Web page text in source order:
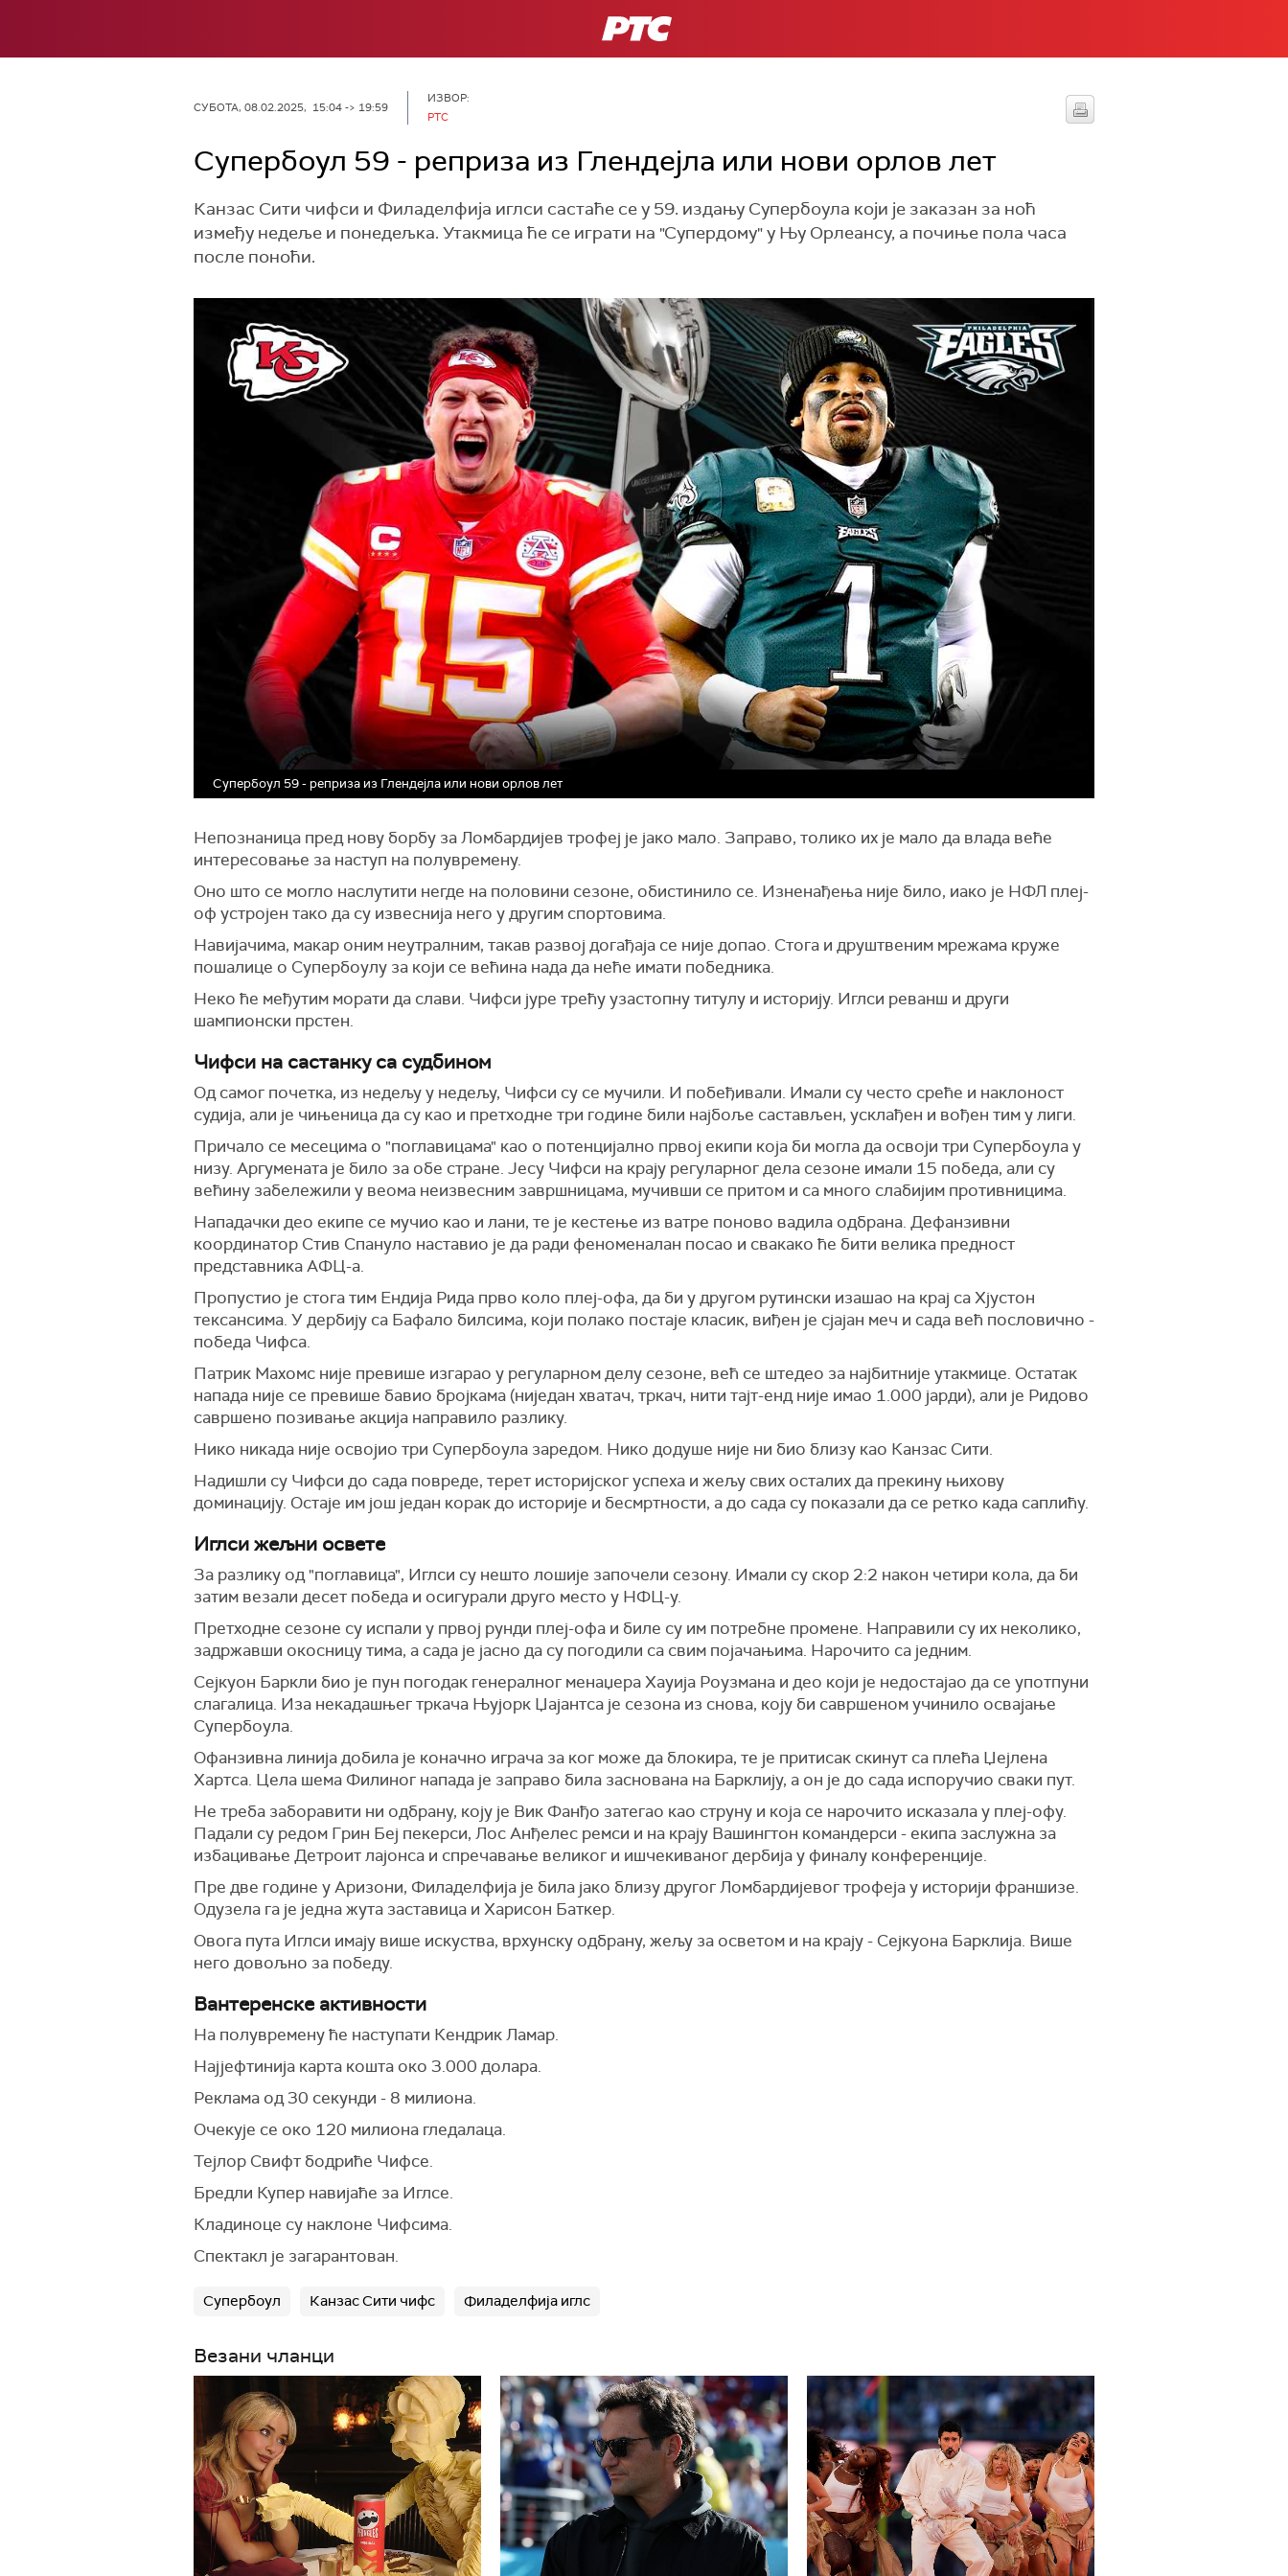
РТС
СУБОТА, 08.02.2025, 15:04 -> 19:59
ИЗВОР:
РТС
Супербоул 59 - реприза из Глендејла или нови орлов лет
Канзас Сити чифси и Филаделфија иглси састаће се у 59. издању Супербоула који је заказан за ноћ
између недеље и понедељка. Утакмица ће се играти на "Супердому" у Њу Орлеансу, а почиње пола часа
после поноћи.
Супербоул 59 - реприза из Глендејла или нови орлов лет
Непознаница пред нову борбу за Ломбардијев трофеј је јако мало. Заправо, толико их је мало да влада веће
интересовање за наступ на полувремену.
Оно што се могло наслутити негде на половини сезоне, обистинило се. Изненађења није било, иако је НФЛ плеј-
оф устројен тако да су извеснија него у другим спортовима.
Навијачима, макар оним неутралним, такав развој догађаја се није допао. Стога и друштвеним мрежама круже
пошалице о Супербоулу за који се већина нада да неће имати победника.
Неко ће међутим морати да слави. Чифси јуре трећу узастопну титулу и историју. Иглси реванш и други
шампионски прстен.
Чифси на састанку са судбином
Од самог почетка, из недељу у недељу, Чифси су се мучили. И побеђивали. Имали су често среће и наклоност
судија, али је чињеница да су као и претходне три године били најбоље састављен, усклађен и вођен тим у лиги.
Причало се месецима о "поглавицама" као о потенцијално првој екипи која би могла да освоји три Супербоула у
низу. Аргумената је било за обе стране. Јесу Чифси на крају регуларног дела сезоне имали 15 победа, али су
већину забележили у веома неизвесним завршницама, мучивши се притом и са много слабијим противницима.
Нападачки део екипе се мучио као и лани, те је кестење из ватре поново вадила одбрана. Дефанзивни
координатор Стив Спануло наставио је да ради феноменалан посао и свакако ће бити велика предност
представника АФЦ-а.
Пропустио је стога тим Ендија Рида прво коло плеј-офа, да би у другом рутински изашао на крај са Хјустон
тексансима. У дербију са Бафало билсима, који полако постаје класик, виђен је сјајан меч и сада већ пословично -
победа Чифса.
Патрик Махомс није превише изгарао у регуларном делу сезоне, већ се штедео за најбитније утакмице. Остатак
напада није се превише бавио бројкама (ниједан хватач, тркач, нити тајт-енд није имао 1.000 јарди), али је Ридово
савршено позивање акција направило разлику.
Нико никада није освојио три Супербоула заредом. Нико додуше није ни био близу као Канзас Сити.
Надишли су Чифси до сада повреде, терет историјског успеха и жељу свих осталих да прекину њихову
доминацију. Остаје им још један корак до историје и бесмртности, а до сада су показали да се ретко када саплићу.
Иглси жељни освете
За разлику од "поглавица", Иглси су нешто лошије започели сезону. Имали су скор 2:2 након четири кола, да би
затим везали десет победа и осигурали друго место у НФЦ-у.
Претходне сезоне су испали у првој рунди плеј-офа и биле су им потребне промене. Направили су их неколико,
задржавши окосницу тима, а сада је јасно да су погодили са свим појачањима. Нарочито са једним.
Сејкуон Баркли био је пун погодак генералног менаџера Хауија Роузмана и део који је недостајао да се употпуни
слагалица. Иза некадашњег тркача Њујорк Џајантса је сезона из снова, коју би савршеном учинило освајање
Супербоула.
Офанзивна линија добила је коначно играча за ког може да блокира, те је притисак скинут са плећа Џејлена
Хартса. Цела шема Филиног напада је заправо била заснована на Барклију, а он је до сада испоручио сваки пут.
Не треба заборавити ни одбрану, коју је Вик Фанђо затегао као струну и која се нарочито исказала у плеј-офу.
Падали су редом Грин Беј пекерси, Лос Анђелес ремси и на крају Вашингтон командерси - екипа заслужна за
избацивање Детроит лајонса и спречавање великог и ишчекиваног дербија у финалу конференције.
Пре две године у Аризони, Филаделфија је била јако близу другог Ломбардијевог трофеја у историји франшизе.
Одузела га је једна жута заставица и Харисон Баткер.
Овога пута Иглси имају више искуства, врхунску одбрану, жељу за осветом и на крају - Сејкуона Барклија. Више
него довољно за победу.
Вантеренске активности
На полувремену ће наступати Кендрик Ламар.
Најјефтинија карта кошта око 3.000 долара.
Реклама од 30 секунди - 8 милиона.
Очекује се око 120 милиона гледалаца.
Тејлор Свифт бодриће Чифсе.
Бредли Купер навијаће за Иглсе.
Кладиноце су наклоне Чифсима.
Спектакл је загарантован.
Супербоул Канзас Сити чифс Филаделфија иглс
Везани чланци